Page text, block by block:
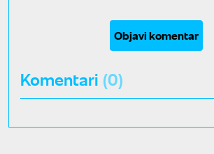
Objavi komentar
Komentari (0)